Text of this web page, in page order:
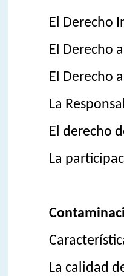
El Derecho
El Derecho
El Derecho
La
El derecho
La
La calidad